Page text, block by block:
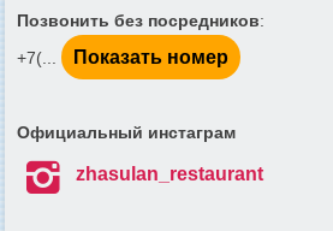
Позвонить без посредников:
+7(...
Показать номер
Официальный инстаграм
 zhasulan_restaurant